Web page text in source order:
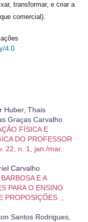
transformar, e criar a
comercial).
4.0
Huber, Thais
Graças Carvalho
FÍSICA E
DO PROFESSOR
22, n. 1, jan./mar.
Carvalho
E A
PARA O ENSINO
PROPOSIÇÕES.
Santos Rodrigues,